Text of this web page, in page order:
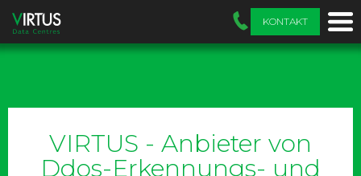
KONTAKT
VIRTUS - Anbieter von
Ddos-Erkennungs- und